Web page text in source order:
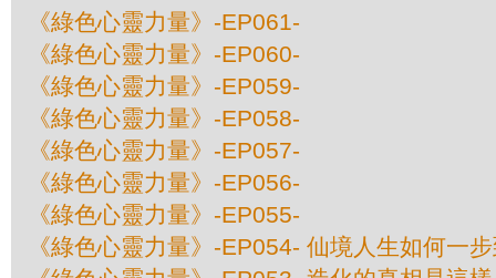
《綠色心靈力量》-EP061-
《綠色心靈力量》-EP060-
《綠色心靈力量》-EP059-
《綠色心靈力量》-EP058-
《綠色心靈力量》-EP057-
《綠色心靈力量》-EP056-
《綠色心靈力量》-EP055-
《綠色心靈力量》-EP054- 仙境人生如何一